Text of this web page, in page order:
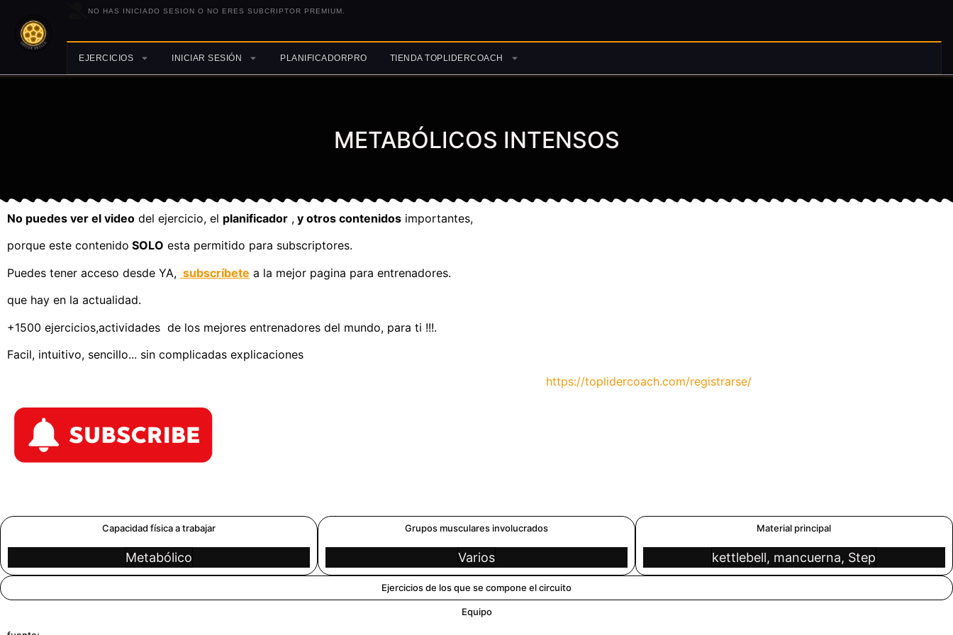
NO HAS INICIADO SESION O NO ERES SUBCRIPTOR PREMIUM.
EJERCICIOS INICIAR SESIÓN PLANIFICADORPRO TIENDA TOPLIDERCOACH
METABÓLICOS INTENSOS
No puedes ver el video del ejercicio, el planificador , y otros contenidos importantes,
porque este contenido SOLO esta permitido para subscriptores.
Puedes tener acceso desde YA, subscríbete a la mejor pagina para entrenadores.
que hay en la actualidad.
+1500 ejercicios,actividades de los mejores entrenadores del mundo, para ti !!!.
Facil, intuitivo, sencillo... sin complicadas explicaciones
https://toplidercoach.com/registrarse/
Capacidad física a trabajar
Metabólico
Grupos musculares involucrados
Varios
Material principal
kettlebell, mancuerna, Step
Ejercicios de los que se compone el circuito
Equipo